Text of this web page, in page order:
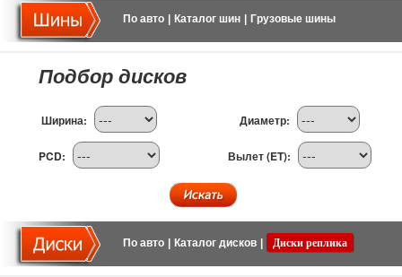
По авто Каталог шин Грузовые шины
Подбор дисков
Ширина: Диаметр:
PCD: Вылет (ET):
По авто Каталог дисков Диски реплика